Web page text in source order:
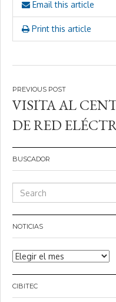
Email this article
Print this article
Navegación
de
entradas
VISITA AL
DE RED
BUSCADOR
NOTICIAS
Noticias
CIBITEC